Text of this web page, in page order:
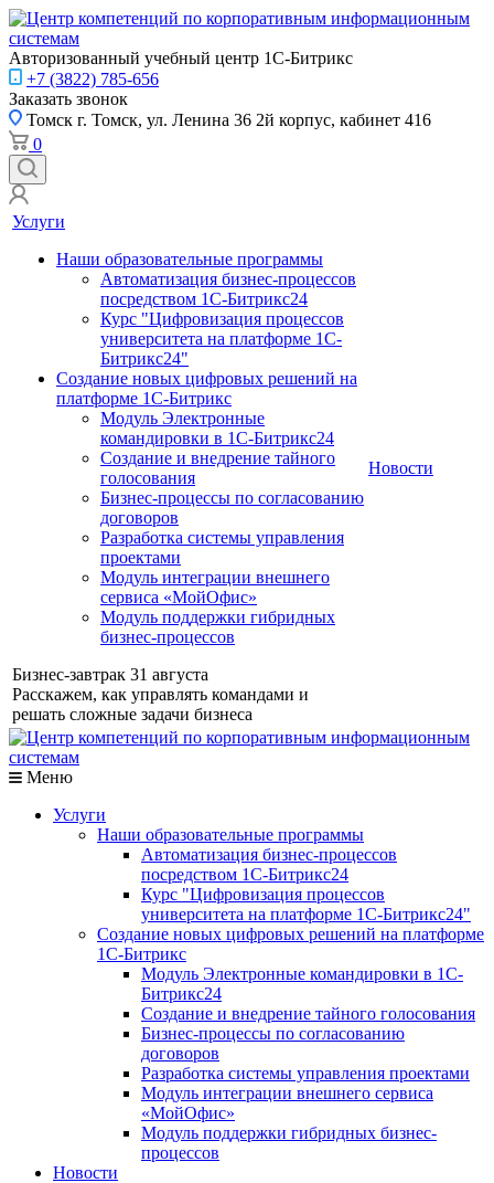
Авторизованный учебный центр 1С-Битрикс
+7 (3822) 785-656
Заказать звонок
Томск г. Томск, ул. Ленина 36 2й корпус, кабинет 416
0
Услуги
Наши образовательные программы
Автоматизация бизнес-процессов
посредством 1С-Битрикс24
Курс "Цифровизация процессов
университета на платформе 1С-
Битрикс24"
Создание новых цифровых решений на
платформе 1С-Битрикс
Модуль Электронные
командировки в 1С-Битрикс24
Создание и внедрение тайного
голосования
Бизнес-процессы по согласованию
договоров
Разработка системы управления
проектами
Модуль интеграции внешнего
сервиса «МойОфис»
Модуль поддержки гибридных
бизнес-процессов
Бизнес-завтрак 31 августа
Расскажем, как управлять командами и
решать сложные задачи бизнеса
Новости
Меню
Услуги
Наши образовательные программы
Автоматизация бизнес-процессов
посредством 1С-Битрикс24
Курс "Цифровизация процессов
университета на платформе 1С-Битрикс24"
Создание новых цифровых решений на платформе
1С-Битрикс
Модуль Электронные командировки в 1С-
Битрикс24
Создание и внедрение тайного голосования
Бизнес-процессы по согласованию
договоров
Разработка системы управления проектами
Модуль интеграции внешнего сервиса
«МойОфис»
Модуль поддержки гибридных бизнес-
процессов
Новости